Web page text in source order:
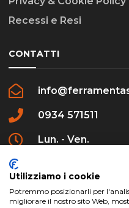
Recessi e Resi
CONTATTI
0934 571511
Lun. - Ven.
Utilizziamo i cookie
Potremmo posizionarli per
migliorare il nostro sito Web,